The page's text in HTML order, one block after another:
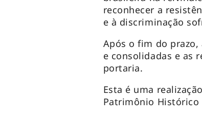
reconhecer a
e à discriminação
Após o fim do
e consolidadas e as
portaria.
Esta é uma
Patrimônio